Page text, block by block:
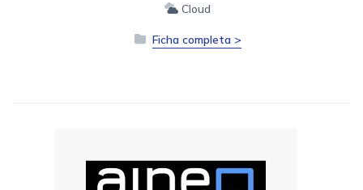
Cloud
Ficha completa >